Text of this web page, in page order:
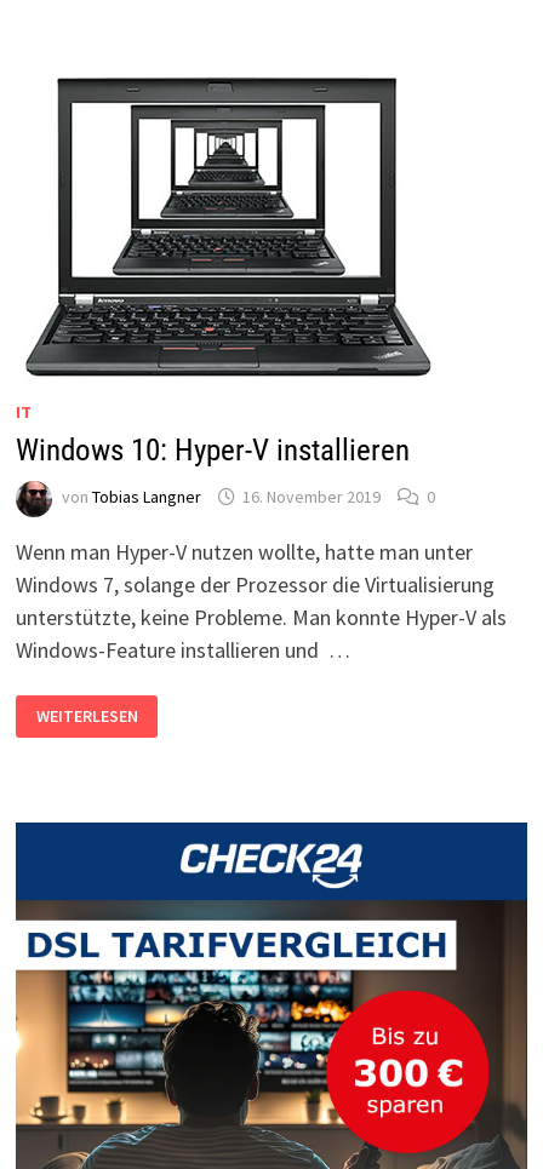
IT
Windows 10: Hyper-V installieren
von Tobias Langner 16. November 2019 0
Wenn man Hyper-V nutzen wollte, hatte man unter
Windows 7, solange der Prozessor die Virtualisierung
unterstützte, keine Probleme. Man konnte Hyper-V als
Windows-Feature installieren und …
WINDOWS
10:
HYPER-
WEITERLESEN